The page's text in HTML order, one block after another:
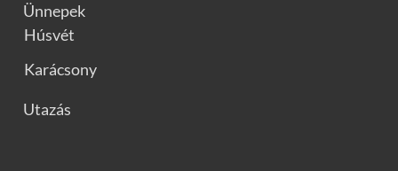
Ünnepek
Húsvét
Karácsony
Utazás